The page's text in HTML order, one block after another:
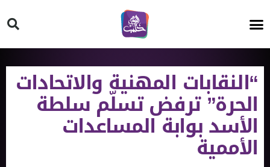
“النقابات المهنية والاتحادات
الحرة” ترفض تسلّم سلطة
الأسد بوابة المساعدات
الأممية